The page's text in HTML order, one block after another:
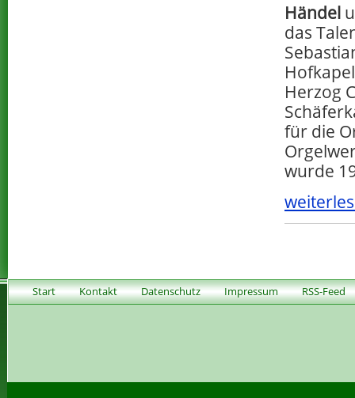
Händel
das
Herzog
für die
wurde
Start Kontakt Datenschutz Impressum RSS-Feed